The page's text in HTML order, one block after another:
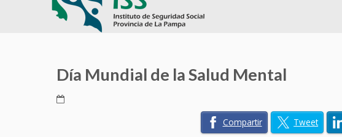
Día Mundial de la Salud Mental
Compartir Tweet